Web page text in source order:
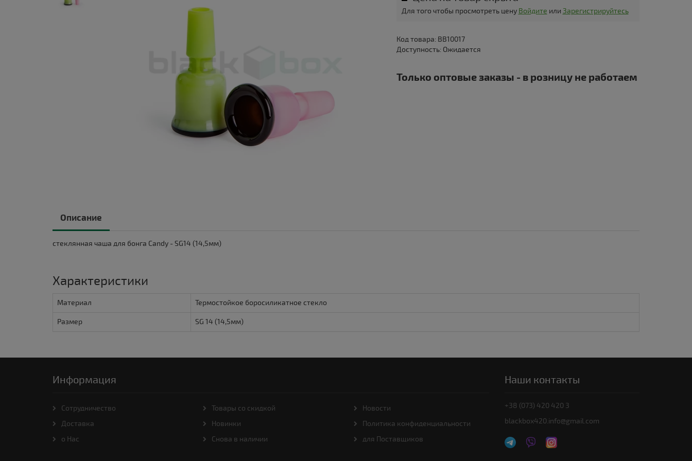
Для того чтобы просмотреть цену Войдите или Зарегистрируйтесь
Код товара: BB10017
Доступность: Ожидается
Только оптовые заказы - в розницу не работаем
Описание
стеклянная чаша для бонга Candy - SG14 (14,5мм)
Характеристики
Материал Термостойкое боросиликатное стекло
Размер SG 14 (14,5мм)
Информация
Cотрудничество
Доставка
о Нас
Товары со скидкой
Новинки
Снова в наличии
Новости
Политика конфиденциальности
для Поставщиков
Наши контакты
+38 (073) 420 420 3
blackbox420.info@gmail.com